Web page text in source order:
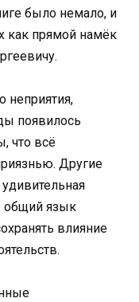
было немало, и
как прямой намёк
неприятия,
появилось
что всё
Другие
общий язык
влияние